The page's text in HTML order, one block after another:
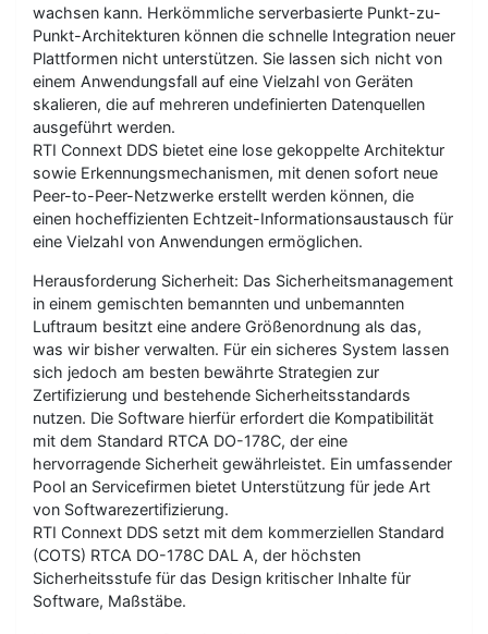
wachsen kann. Herkömmliche serverbasierte Punkt-zu-
Punkt-Architekturen können die schnelle Integration neuer
Plattformen nicht unterstützen. Sie lassen sich nicht von
einem Anwendungsfall auf eine Vielzahl von Geräten
skalieren, die auf mehreren undefinierten Datenquellen
ausgeführt werden.
RTI Connext DDS bietet eine lose gekoppelte Architektur
sowie Erkennungsmechanismen, mit denen sofort neue
Peer-to-Peer-Netzwerke erstellt werden können, die
einen hocheffizienten Echtzeit-Informationsaustausch für
eine Vielzahl von Anwendungen ermöglichen.
Herausforderung Sicherheit: Das Sicherheitsmanagement
in einem gemischten bemannten und unbemannten
Luftraum besitzt eine andere Größenordnung als das,
was wir bisher verwalten. Für ein sicheres System lassen
sich jedoch am besten bewährte Strategien zur
Zertifizierung und bestehende Sicherheitsstandards
nutzen. Die Software hierfür erfordert die Kompatibilität
mit dem Standard RTCA DO-178C, der eine
hervorragende Sicherheit gewährleistet. Ein umfassender
Pool an Servicefirmen bietet Unterstützung für jede Art
von Softwarezertifizierung.
RTI Connext DDS setzt mit dem kommerziellen Standard
(COTS) RTCA DO-178C DAL A, der höchsten
Sicherheitsstufe für das Design kritischer Inhalte für
Software, Maßstäbe.